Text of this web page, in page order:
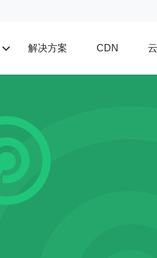
解决方案 CDN